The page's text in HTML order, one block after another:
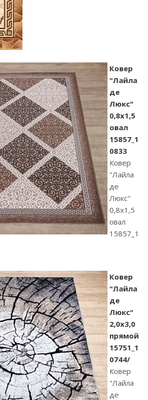
Ковер
"Лайла
де
Люкс"
0,8х1,5
овал
15857_1
0833
Ковер
"Лайла
де
Люкс"
0,8х1,5
овал
15857_1
Ковер
"Лайла
де
Люкс"
2,0х3,0
прямой
15751_1
0744/
Ковер
"Лайла
де